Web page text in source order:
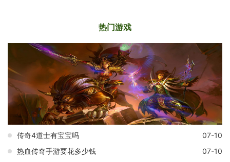
热门游戏
传奇4道士有宝宝吗
07-10
热血传奇手游要花多少钱
07-10